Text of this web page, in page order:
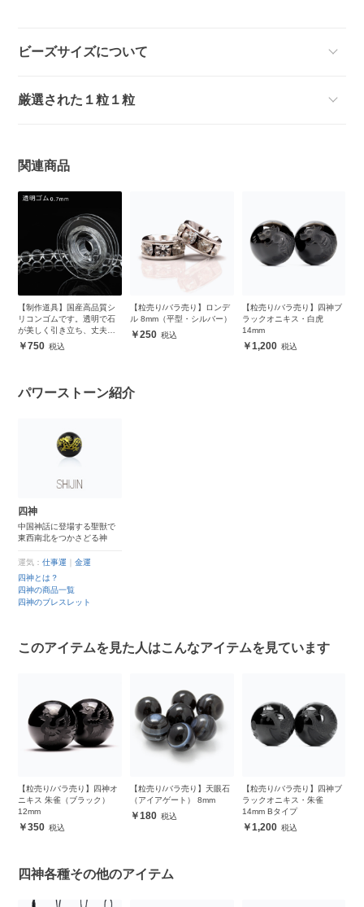
ビーズサイズについて
厳選された１粒１粒
関連商品
【制作道具】国産高品質シ
リコンゴムです。透明で石
が美しく引き立ち、丈夫で
安心750
【粒売り/バラ売り】ロンデ
ル 8mm（平型・シルバー）
250
【粒売り/バラ売り】四神ブ
ラックオニキス・白虎
14mm
1,200
パワーストーン紹介
四神
中国神話に登場する聖獣で
東西南北をつかさどる神
運気：仕事運 ｜金運
四神とは？
四神の商品一覧
四神のブレスレット
このアイテムを見た人はこんなアイテムを見ています
【粒売り/バラ売り】四神オ
ニキス 朱雀（ブラック）
12mm
350
【粒売り/バラ売り】天眼石
（アイアゲート） 8mm
180
【粒売り/バラ売り】四神ブ
ラックオニキス・朱雀
14mm Bタイプ
1,200
四神各種その他のアイテム